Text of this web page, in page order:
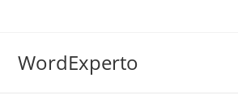
WordExperto